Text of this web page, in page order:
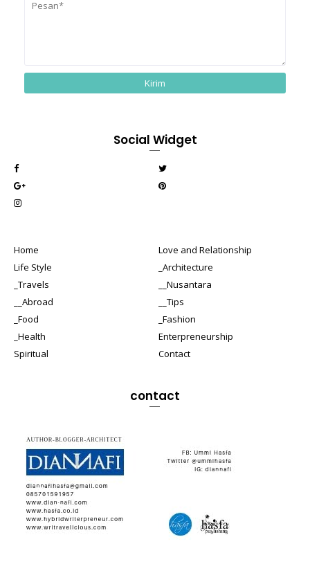
Social Widget
Home
Love and Relationship
Life Style
_Architecture
_Travels
__Nusantara
__Abroad
__Tips
_Food
_Fashion
_Health
Enterpreneurship
Spiritual
Contact
contact